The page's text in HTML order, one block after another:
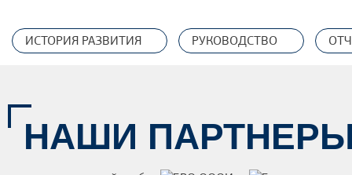
ИСТОРИЯ РАЗВИТИЯ РУКОВОДСТВО
НАШИ